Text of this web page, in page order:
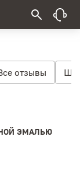
отзывы
ЭМАЛЬЮ